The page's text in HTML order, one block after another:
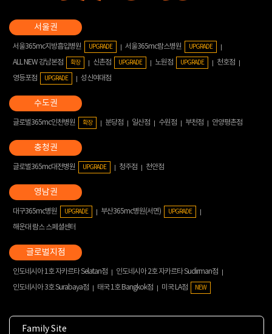
서울365mc지방흡입병원 UPGRADE 서울365mc람스병원 UPGRADE
ALL NEW 강남본점 확장 신촌점 UPGRADE 노원점 UPGRADE
천호점
영등포점
UPGRADE 성신여대점
글로벌365mc인천병원 확장 분당점 일산점 수원점 부천점 안양평촌점
글로벌365mc대전병원 UPGRADE 청주점 천안점
대구365mc병원 UPGRADE 부산365mc병원(서면) UPGRADE
해운대 람스 스페셜센터
인도네시아 1호 자카르타 Selatan점
인도네시아 2호 자카르타 Sudirman점
인도네시아 3호 Surabaya점
태국 1호 Bangkok점 미국 LA점 NEW
Family Site